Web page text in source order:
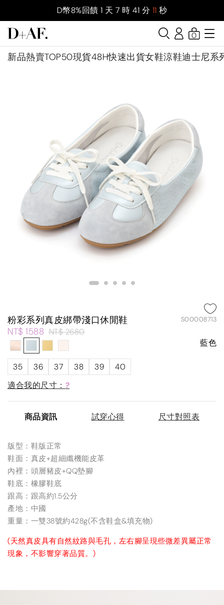
D幣8%回饋 1 天 7 時 41 分 9 秒
新品熱賣TOP50現貨48H快速出貨女鞋涼鞋迪士尼系
0
粉彩系列真皮綁帶淺口休閒鞋 S00008713
NT$ 1588 NT$ 2680
藍色
35 36 37 38 39
40
適合我的尺寸： ?
商品資訊 試穿心得 尺寸對照表
版型：鞋版正常
鞋面：真皮+超細纖機能皮革
內裡：頭層豬皮+QQ墊腳
鞋底：橡膠鞋底
跟高：跟高約1.5公分
產地：中國
重量：一雙38號約428g(不含鞋盒&填充物)
(天然真皮具有自然紋路與毛孔，左右腳呈現些微差異屬正常
現象，不影響穿著品質。)